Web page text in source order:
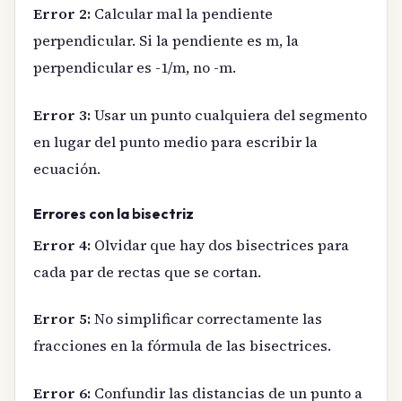
Error 2: Calcular mal la pendiente
perpendicular. Si la pendiente es m, la
perpendicular es -1/m, no -m.
Error 3:Usar un punto cualquiera del segmento
en lugar del punto medio para escribir la
ecuación.
Errores con la bisectriz
Error 4: Olvidar que hay dos bisectrices para
cada par de rectas que se cortan.
Error 5:No simplificar correctamente las
fracciones en la fórmula de las bisectrices.
Error 6: Confundir las distancias de un punto a